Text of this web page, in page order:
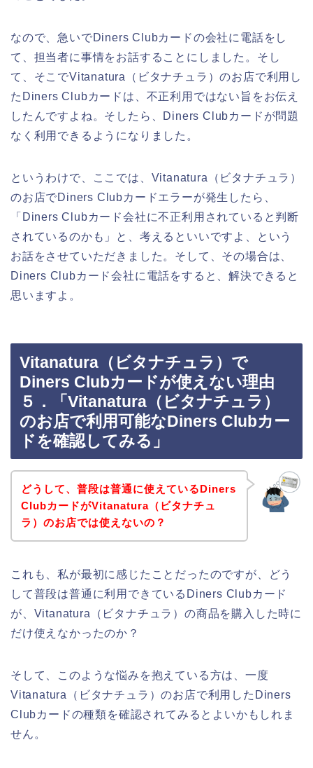
なので、急いでDiners Clubカードの会社に電話をし
て、担当者に事情をお話することにしました。そし
て、そこでVitanatura（ビタナチュラ）のお店で利用し
たDiners Clubカードは、不正利用ではない旨をお伝え
したんですよね。そしたら、Diners Clubカードが問題
なく利用できるようになりました。
というわけで、ここでは、Vitanatura（ビタナチュラ）
のお店でDiners Clubカードエラーが発生したら、
「Diners Clubカード会社に不正利用されていると判断
されているのかも」と、考えるといいですよ、という
お話をさせていただきました。そして、その場合は、
Diners Clubカード会社に電話をすると、解決できると
思いますよ。
Vitanatura（ビタナチュラ）で
Diners Clubカードが使えない理由
５．「Vitanatura（ビタナチュラ）
のお店で利用可能なDiners Clubカー
ドを確認してみる」
どうして、普段は普通に使えているDiners
ClubカードがVitanatura（ビタナチュ
ラ）のお店では使えないの？
これも、私が最初に感じたことだったのですが、どう
して普段は普通に利用できているDiners Clubカード
が、Vitanatura（ビタナチュラ）の商品を購入した時に
だけ使えなかったのか？
そして、このような悩みを抱えている方は、一度
Vitanatura（ビタナチュラ）のお店で利用したDiners
Clubカードの種類を確認されてみるとよいかもしれま
せん。